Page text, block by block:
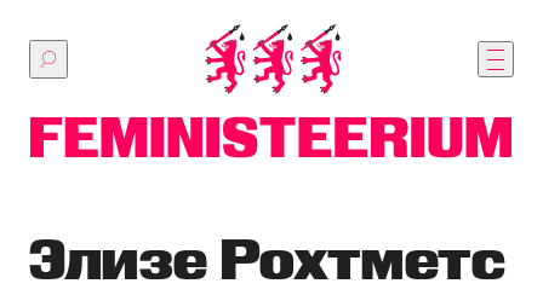
основному
Элизе Рохтметс